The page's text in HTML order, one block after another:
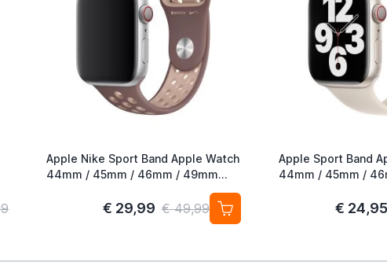
Apple Nike Sport Band Apple Watch
44mm / 45mm / 46mm / 49mm
Smokey Mauve / Particle Beige
€ 29,99 € 49,99
Apple Sport Band
44mm / 45mm /
€ 24,95